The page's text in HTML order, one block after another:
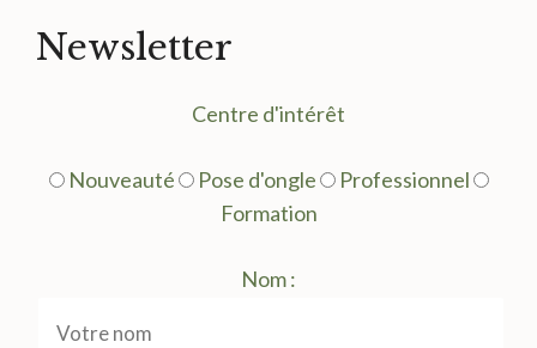
Newsletter
Centre d'intérêt
Nouveauté Pose d'ongle
Professionnel
Formation
Nom :